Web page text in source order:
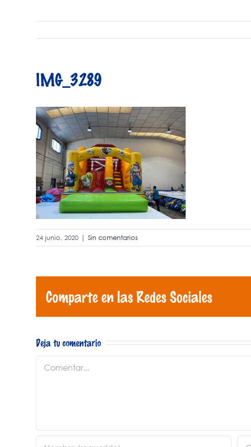
IMG_3289
24 junio, 2020 | Sin comentarios
Comparte en las Redes Sociales
Deja tu comentario